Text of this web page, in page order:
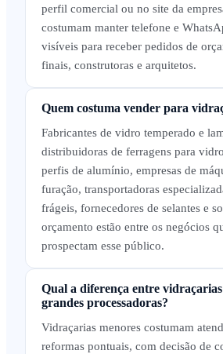
perfil comercial ou no site da
costumam manter telefone e
visíveis para receber pedidos de
finais, construtoras e arquitetos.
Quem costuma vender para
Fabricantes de vidro temperado e
distribuidoras de ferragens para
perfis de alumínio, empresas de
furação, transportadoras
frágeis, fornecedores de selantes e
orçamento estão entre os negócios
prospectam esse público.
Qual a diferença entre vidraçarias
grandes processadoras?
Vidraçarias menores costumam
reformas pontuais, com decisão de